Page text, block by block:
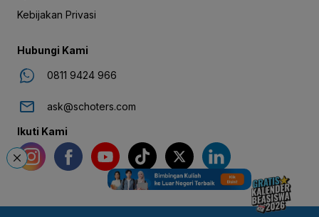
Kebijakan Privasi
Hubungi Kami
0811 9424 966
ask@schoters.com
Ikuti Kami